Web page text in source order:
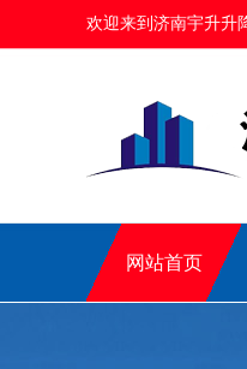
欢迎来到济南宇升升
网站首页